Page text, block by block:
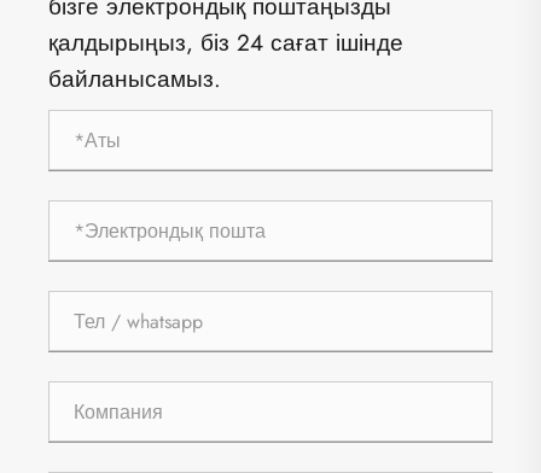
бізге электрондық поштаңызды
қалдырыңыз, біз 24 сағат ішінде
байланысамыз.